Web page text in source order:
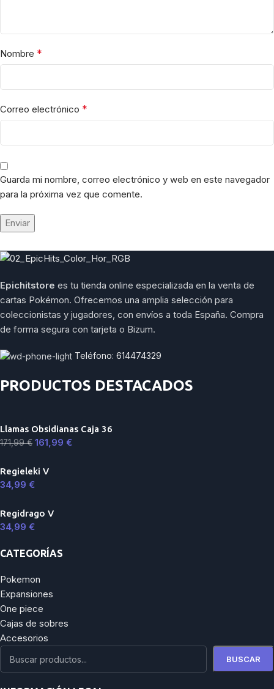
Nombre *
Correo electrónico *
Guarda mi nombre, correo electrónico y web en este navegador
para la próxima vez que comente.
Epichitstore es tu tienda online especializada en la venta de
cartas Pokémon. Ofrecemos una amplia selección para
coleccionistas y jugadores, con envíos a toda España. Compra
de forma segura con tarjeta o Bizum.
Teléfono: 614474329
PRODUCTOS DESTACADOS
Llamas Obsidianas Caja 36
171,99€ 161,99 €
Regieleki V
34,99 €
Regidrago V
34,99 €
CATEGORÍAS
Pokemon
Expansiones
One piece
Cajas de sobres
Accesorios
BUSCAR